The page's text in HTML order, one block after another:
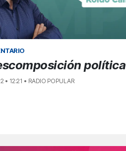
política
• 12:21 • RADIO POPULAR